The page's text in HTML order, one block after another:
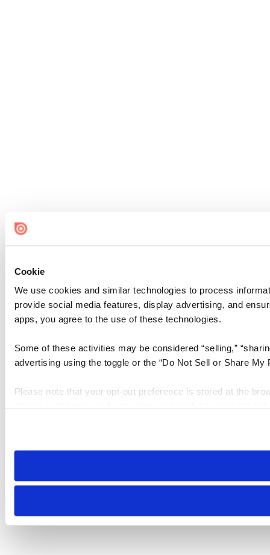
Cookie
We use cookies and similar technologies to process
provide social media features, display advertising, and
apps, you agree to the use of these technologies.
Some of these activities may be considered “selling,”
advertising using the toggle or the “Do Not Sell or Share
Please note that your opt-out preference is stored at the